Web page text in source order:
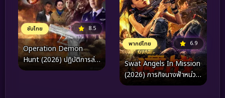
ซับไทย 8.5
Operation Demon
Hunt (2026) ปฏิบัติการล่า
ปีศาจ
พากย์ไทย 6.9
Swat Angels In Mission
(2026) ภารกิจนางฟ้าหน่วย
สวาท